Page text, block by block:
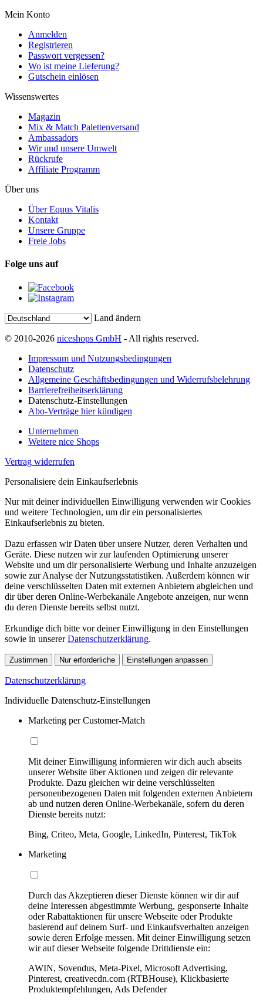
Mein Konto
Anmelden
Registrieren
Passwort vergessen?
Wo ist meine Lieferung?
Gutschein einlösen
Wissenswertes
Magazin
Mix & Match Palettenversand
Ambassadors
Wir und unsere Umwelt
Rückrufe
Affiliate Programm
Über uns
Über Equus Vitalis
Kontakt
Unsere Gruppe
Freie Jobs
Folge uns auf
Land ändern
© 2010-2026 niceshops GmbH - All rights reserved.
Impressum und Nutzungsbedingungen
Datenschutz
Allgemeine Geschäftsbedingungen und Widerrufsbelehrung
Barrierefreiheitserklärung
Datenschutz-Einstellungen
Abo-Verträge hier kündigen
Unternehmen
Weitere nice Shops
Vertrag widerrufen
Personalisiere dein Einkaufserlebnis
Nur mit deiner individuellen Einwilligung verwenden wir Cookies
und weitere Technologien, um dir ein personalisiertes
Einkaufserlebnis zu bieten.
Dazu erfassen wir Daten über unsere Nutzer, deren Verhalten und
Geräte. Diese nutzen wir zur laufenden Optimierung unserer
Website und um dir personalisierte Werbung und Inhalte anzuzeigen
sowie zur Analyse der Nutzungsstatistiken. Außerdem können wir
deine verschlüsselten Daten mit externen Anbietern abgleichen und
dir über deren Online-Werbekanäle Angebote anzeigen, nur wenn
du deren Dienste bereits selbst nutzt.
Erkundige dich bitte vor deiner Einwilligung in den Einstellungen
sowie in unsererDatenschutzerklärung.
Zustimmen Nur erforderliche Einstellungen anpassen
Datenschutzerklärung
Individuelle Datenschutz-Einstellungen
Marketing per Customer-Match
Mit deiner Einwilligung informieren wir dich auch abseits
unserer Website über Aktionen und zeigen dir relevante
Produkte. Dazu gleichen wir deine verschlüsselten
personenbezogenen Daten mit folgenden externen Anbietern
ab und nutzen deren Online-Werbekanäle, sofern du deren
Dienste bereits nutzt:
Bing, Criteo, Meta, Google, LinkedIn, Pinterest, TikTok
Marketing
Durch das Akzeptieren dieser Dienste können wir dir auf
deine Interessen abgestimmte Werbung, gesponserte Inhalte
oder Rabattaktionen für unsere Webseite oder Produkte
basierend auf deinem Surf- und Einkaufsverhalten anzeigen
sowie deren Erfolge messen. Mit deiner Einwilligung setzen
wir auf dieser Webseite folgende Drittdienste ein:
AWIN, Sovendus, Meta-Pixel, Microsoft Advertising,
Pinterest, creativecdn.com (RTBHouse), Klickbasierte
Produktempfehlungen, Ads Defender